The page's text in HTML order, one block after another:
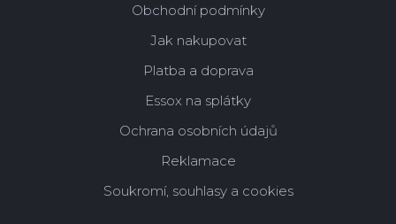
Obchodní podmínky
Jak nakupovat
Platba a doprava
Essox na splátky
Ochrana osobních údajů
Reklamace
Soukromí, souhlasy a cookies